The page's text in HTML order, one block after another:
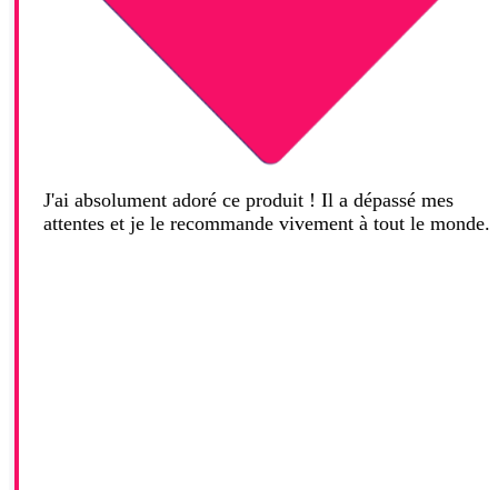
J'ai absolument adoré ce produit ! Il a dépassé mes
attentes et je le recommande vivement à tout le monde.